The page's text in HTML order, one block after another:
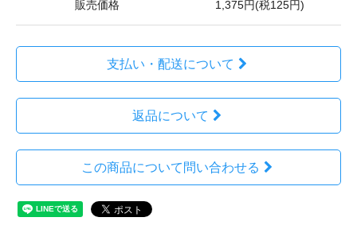
販売価格 1,375円(税125円)
支払い・配送について
返品について
この商品について問い合わせる